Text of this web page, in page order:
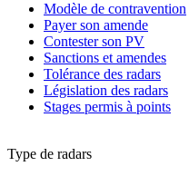
Modèle de contravention
Payer son amende
Contester son PV
Sanctions et amendes
Tolérance des radars
Législation des radars
Stages permis à points
Type de radars